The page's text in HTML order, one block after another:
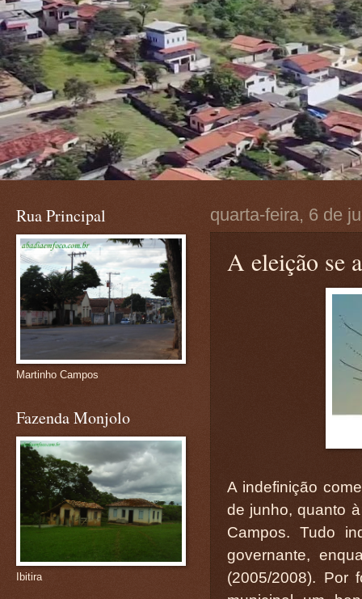
quarta-feira, 6 de
A eleição se
A indefinição
de junho, quanto
Campos. Tudo
governante,
(2005/2008). Por
Rua Principal
Martinho Campos
Fazenda Monjolo
Ibitira